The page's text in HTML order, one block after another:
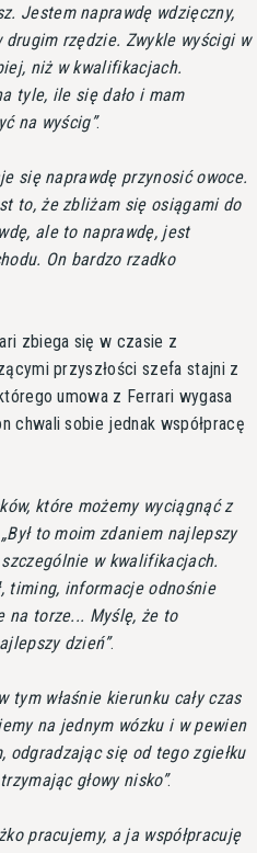
Jestem naprawdę wdzięczny,
rzędzie. Zwykle wyścigi w
niż w kwalifikacjach.
tyle, ile się dało i mam
na wyścig .
się naprawdę przynosić owoce.
to, że zbliżam się osiągami do
ale to naprawdę, jest
On bardzo rzadko
zbiega się w czasie z
przyszłości szefa stajni z
umowa z Ferrari wygasa
chwali sobie jednak współpracę
które możemy wyciągnąć z
Był to moim zdaniem najlepszy
w kwalifikacjach.
timing, informacje odnośnie
na torze... Myślę, że to
dzień .
tym właśnie kierunku cały czas
na jednym wózku i w pewien
odgradzając się od tego zgiełku
głowy nisko .
pracujemy, a ja współpracuję